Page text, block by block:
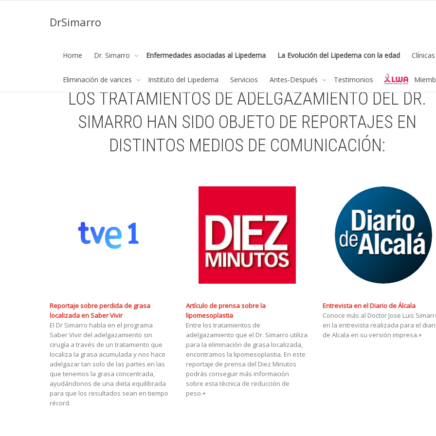
DrSimarro
Home Dr. Simarro Enfermedades asociadas al Lipedema La Evolución del Lipedema con la edad
Eliminación de varices Instituto del Lipedema Servicios Antes-Después Testimonios
LOS TRATAMIENTOS DE ADELGAZAMIENTO DEL DR.
SIMARRO HAN SIDO OBJETO DE REPORTAJES EN
DISTINTOS MEDIOS DE COMUNICACIÓN:
Reportaje sobre perdida de grasa
localizada en Saber Vivir
El Dr Simarro habla en el programa
Saber Vivir del adelgazamiento sin
cirugía a través de un tratamiento que
localiza la grasa acumulada y nos hace
adelgazar tan solo de las partes en las
que tenemos la grasa concentrada,
ayudándonos de una dieta equilibrada
para que los resultados sean en tiempo
récord.
Artículo de prensa sobre la
lipomesoplastia
Entre los tratamientos de
adelgazamiento que el Dr. Simarro utiliza
para la eliminación de grasa localizada,
encontramos la lipomesoplastia. En este
reportaje de prensa del Diez Minutos
podrás conseguir más información
sobre esta técnica de reducción de
peso.+
Entrevista en el Diario de Álcala
Conoce más al Doctor Jose Luis
en la entrevista realizada para el
de Alcala en su versión impresa.+